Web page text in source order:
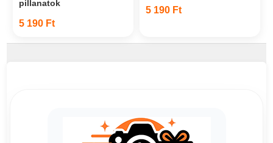
pillanatok
5 190 Ft
5 190 Ft